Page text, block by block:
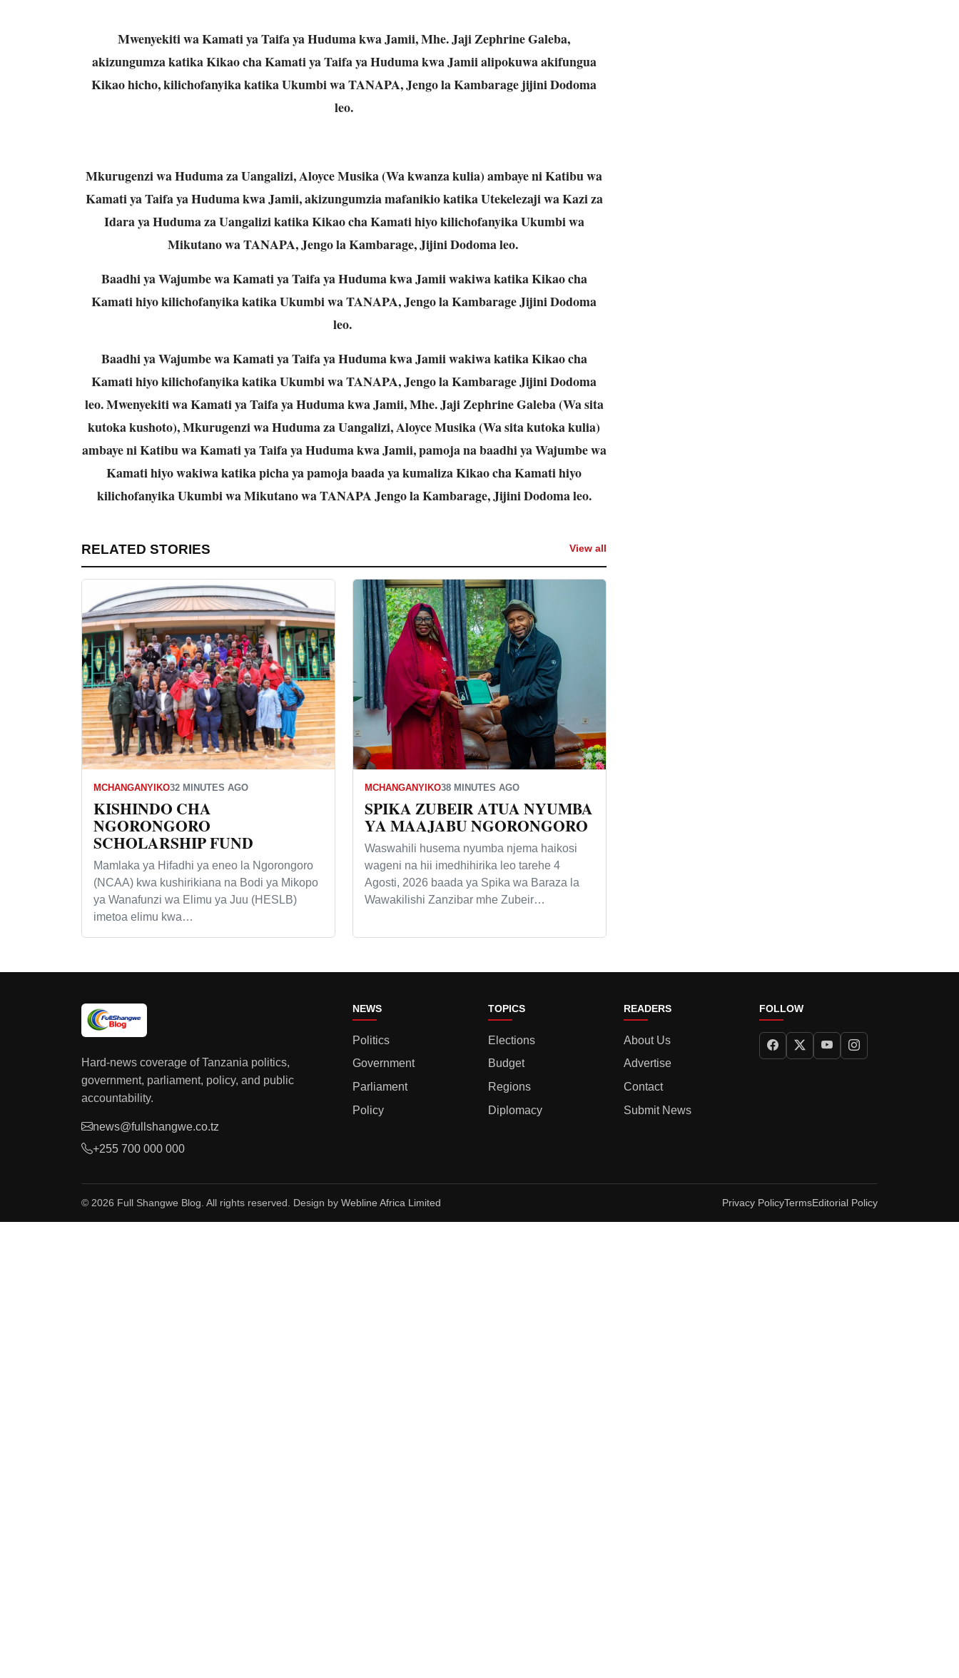
Mwenyekiti wa Kamati ya Taifa ya Huduma kwa Jamii, Mhe. Jaji Zephrine Galeba,
akizungumza katika Kikao cha Kamati ya Taifa ya Huduma kwa Jamii alipokuwa akifungua
Kikao hicho, kilichofanyika katika Ukumbi wa TANAPA, Jengo la Kambarage jijini Dodoma
leo.
Mkurugenzi wa Huduma za Uangalizi, Aloyce Musika (Wa kwanza kulia) ambaye ni Katibu wa
Kamati ya Taifa ya Huduma kwa Jamii, akizungumzia mafanikio katika Utekelezaji wa Kazi za
Idara ya Huduma za Uangalizi katika Kikao cha Kamati hiyo kilichofanyika Ukumbi wa
Mikutano wa TANAPA, Jengo la Kambarage, Jijini Dodoma leo.
Baadhi ya Wajumbe wa Kamati ya Taifa ya Huduma kwa Jamii wakiwa katika Kikao cha
Kamati hiyo kilichofanyika katika Ukumbi wa TANAPA, Jengo la Kambarage Jijini Dodoma
leo.
Baadhi ya Wajumbe wa Kamati ya Taifa ya Huduma kwa Jamii wakiwa katika Kikao cha
Kamati hiyo kilichofanyika katika Ukumbi wa TANAPA, Jengo la Kambarage Jijini Dodoma
leo.Mwenyekiti wa Kamati ya Taifa ya Huduma kwa Jamii, Mhe. Jaji Zephrine Galeba (Wa sita
kutoka kushoto), Mkurugenzi wa Huduma za Uangalizi, Aloyce Musika (Wa sita kutoka kulia)
ambaye ni Katibu wa Kamati ya Taifa ya Huduma kwa Jamii, pamoja na baadhi ya Wajumbe wa
Kamati hiyo wakiwa katika picha ya pamoja baada ya kumaliza Kikao cha Kamati hiyo
kilichofanyika Ukumbi wa Mikutano wa TANAPA Jengo la Kambarage, Jijini Dodoma leo.
RELATED STORIES View all
MCHANGANYIKO32 MINUTES AGO
KISHINDO CHA
NGORONGORO
SCHOLARSHIP FUND
Mamlaka ya Hifadhi ya eneo la Ngorongoro
(NCAA) kwa kushirikiana na Bodi ya Mikopo
ya Wanafunzi wa Elimu ya Juu (HESLB)
imetoa elimu kwa…
MCHANGANYIKO38 MINUTES AGO
SPIKA ZUBEIR ATUA NYUMBA
YA MAAJABU NGORONGORO
Waswahili husema nyumba njema haikosi
wageni na hii imedhihirika leo tarehe 4
Agosti, 2026 baada ya Spika wa Baraza la
Wawakilishi Zanzibar mhe Zubeir…
Hard-news coverage of Tanzania politics,
government, parliament, policy, and public
accountability.
news@fullshangwe.co.tz
+255 700 000 000
NEWS
Politics
Government
Parliament
Policy
TOPICS
Elections
Budget
Regions
Diplomacy
READERS
About Us
Advertise
Contact
Submit News
FOLLOW
© 2026 Full Shangwe Blog. All rights reserved. Design by Webline Africa Limited Privacy PolicyTermsEditorial Policy